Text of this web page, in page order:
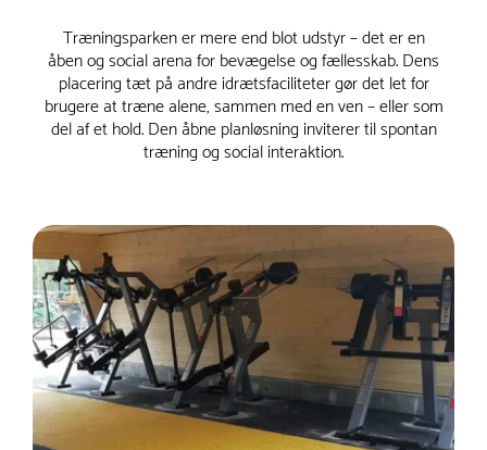
Træningsparken er mere end blot udstyr – det er en
åben og social arena for bevægelse og fællesskab. Dens
placering tæt på andre idrætsfaciliteter gør det let for
brugere at træne alene, sammen med en ven – eller som
del af et hold. Den åbne planløsning inviterer til spontan
træning og social interaktion.